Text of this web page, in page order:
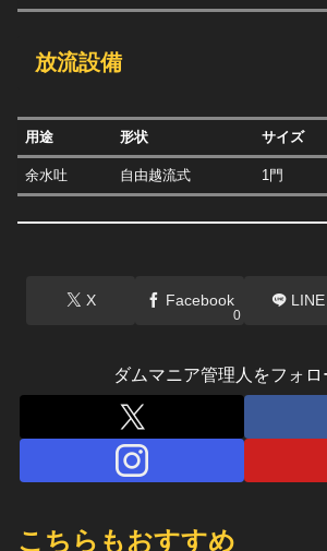
放流設備
用途 形状 サイズ
余水吐 自由越流式 1門
X Facebook
0
LINE
ダムマニア管理人をフォロ
こちらもおすすめ